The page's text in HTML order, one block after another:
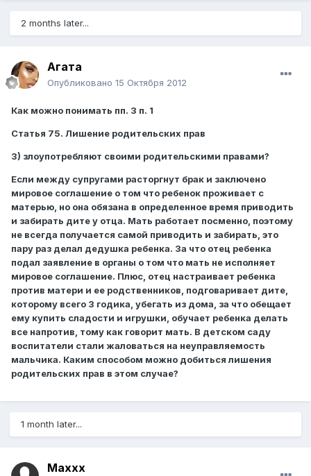
2 months later...
Агата
Опубликовано 15 Октября 2012
Как можно понимать пп. 3 п. 1
Статья 75. Лишение родительских прав
3) злоупотребляют своими родительскими правами?
Если между супругами расторгнут брак и заключено
мировое соглашение о том что ребенок проживает с
матерью, но она обязана в определенное время приводить
и забирать дите у отца. Мать работает посменно, поэтому
не всегда получается самой приводить и забирать, это
пару раз делал дедушка ребенка. За что отец ребенка
подал заявление в органы о том что мать не исполняет
мировое соглашение. Плюс, отец настраивает ребенка
против матери и ее родственников, подговаривает дите,
которому всего 3 годика, убегать из дома, за что обещает
ему купить сладости и игрушки, обучает ребенка делать
все напротив, тому как говорит мать. В детском саду
воспитатели стали жаловаться на неуправляемость
мальчика. Каким способом можно добиться лишения
родительских прав в этом случае?
1 month later...
Maxxx